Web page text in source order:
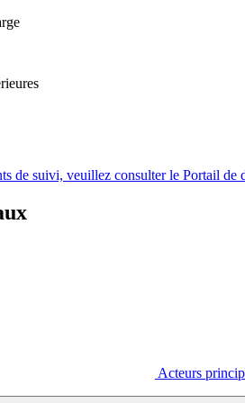
de suivi, veuillez consulter le Portail de
Acteurs